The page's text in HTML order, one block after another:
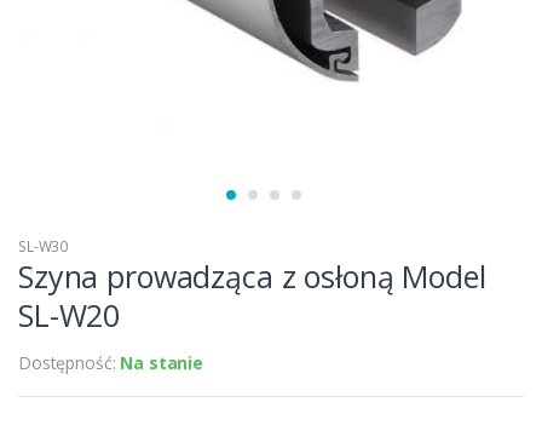
SL-W30
Szyna prowadząca z osłoną Model
SL-W20
Dostępność: Na stanie